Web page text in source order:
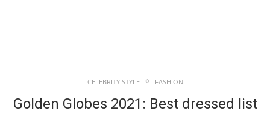
CELEBRITY STYLE FASHION
Golden Globes 2021: Best dressed list